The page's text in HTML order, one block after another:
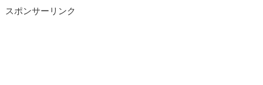
スポンサーリンク